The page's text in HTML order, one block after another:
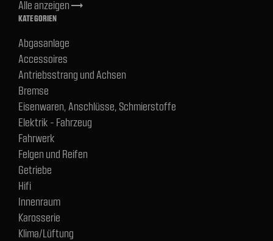
Alle anzeigentrending_flat
KATEGORIEN
Abgasanlage
Accessoires
Antriebsstrang und Achsen
Bremse
Eisenwaren, Anschlüsse, Schmierstoffe
Elektrik - Fahrzeug
Fahrwerk
Felgen und Reifen
Getriebe
Hifi
Innenraum
Karosserie
Klima/Lüftung